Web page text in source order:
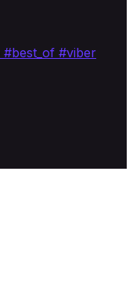
#best_of #viber